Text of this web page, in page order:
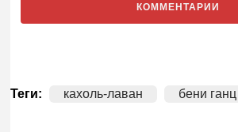
КОММЕНТАРИИ
Теги: кахоль-лаван бени ганц